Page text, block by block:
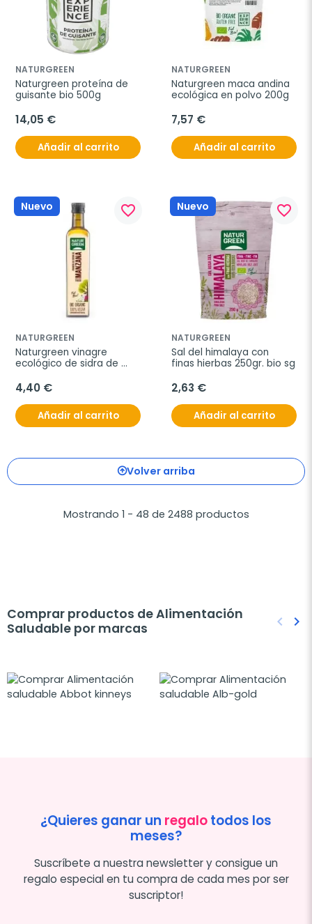
NATURGREEN
Naturgreen proteína de
guisante bio 500g
14,05 €
Añadir al carrito
NATURGREEN
Naturgreen maca andina
ecológica en polvo 200g
7,57 €
Añadir al carrito
Nuevo favorite_border
NATURGREEN
Naturgreen vinagre
ecológico de sidra de
4,40 €
Añadir al carrito
Nuevo favorite_border
NATURGREEN
Sal del himalaya con
finas hierbas 250gr. bio sg
2,63 €
Añadir al carrito
Volver arriba
Mostrando 1 - 48 de 2488 productos
Comprar productos de Alimentación
Saludable por marcas
keyboard_arrow_left keyboard_arrow_right
¿Quieres ganar un regalotodos los
meses?
Suscríbete a nuestra newsletter y consigue un
regalo especial en tu compra de cada mes por ser
suscriptor!